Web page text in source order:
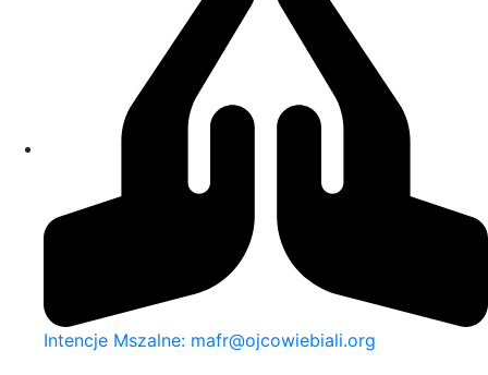
Intencje Mszalne: mafr@ojcowiebiali.org